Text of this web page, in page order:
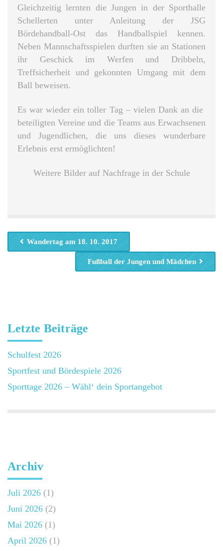
Gleichzeitig lernten die Jungen in der Sporthalle
Schellerten unter Anleitung der JSG
Bördehandball-Ost das Handballspiel kennen.
Neben Mannschaftsspielen durften sie an Stationen
ihr Geschick im Werfen und Dribbeln,
Treffsicherheit und gekonnten Umgang mit dem
Ball beweisen.
Es war wieder ein toller Tag – vielen Dank an die
beteiligten Vereine und die Teams aus Erwachsenen
und Jugendlichen, die uns dieses wunderbare
Erlebnis erst ermöglichten!
Weitere Bilder auf Nachfrage in der Schule
Wandertag am 18. 10. 2017
Fußball der Jungen und Mädchen
Letzte Beiträge
Schulfest 2026
Sportfest und Bördespiele 2026
Sporttage 2026 – Wähl‘ dein Sportangebot
Archiv
Juli 2026 (1)
Juni 2026 (2)
Mai 2026 (1)
April 2026 (1)